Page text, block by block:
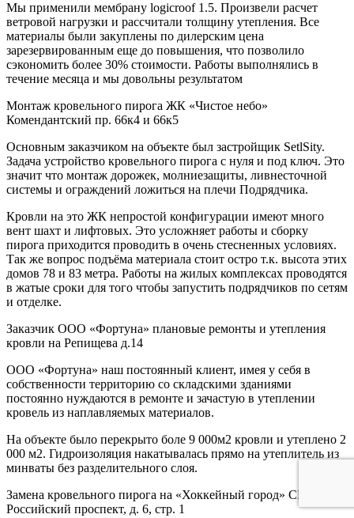
Мы применили мембрану logicroof 1.5. Произвели расчет
ветровой нагрузки и рассчитали толщину утепления. Все
материалы были закуплены по дилерским цена
зарезервированным еще до повышения, что позволило
сэкономить более 30% стоимости. Работы выполнялись в
течение месяца и мы довольны результатом
Монтаж кровельного пирога ЖК «Чистое небо»
Комендантский пр. 66к4 и 66к5
Основным заказчиком на объекте был застройщик SetlSity.
Задача устройство кровельного пирога с нуля и под ключ. Это
значит что монтаж дорожек, молниезащиты, ливнесточной
системы и ограждений ложиться на плечи Подрядчика.
Кровли на это ЖК непростой конфигурации имеют много
вент шахт и лифтовых. Это усложняет работы и сборку
пирога приходится проводить в очень стесненных условиях.
Так же вопрос подъёма материала стоит остро т.к. высота этих
домов 78 и 83 метра. Работы на жилых комплексах проводятся
в жатые сроки для того чтобы запустить подрядчиков по сетям
и отделке.
Заказчик ООО «Фортуна» плановые ремонты и утепления
кровли на Репищева д.14
ООО «Фортуна» наш постоянный клиент, имея у себя в
собственности территорию со складскими зданиями
постоянно нуждаются в ремонте и зачастую в утеплении
кровель из наплавляемых материалов.
На объекте было перекрыто боле 9 000м2 кровли и утеплено 2
000 м2. Гидроизоляция накатывалась прямо на утеплитель из
минваты без разделительного слоя.
Замена кровельного пирога на «Хоккейный город» СКА
Российский проспект, д. 6, стр. 1